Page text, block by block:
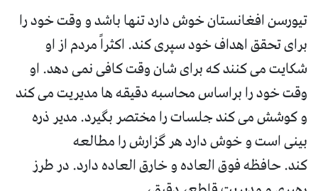
تیورسن افغانستان خوش دارد تنها باشد و وقت خود را
برای تحقق اهداف خود سپری کند. اکثراً مردم از او
شکایت می کنند که برای شان وقت کافی نمی دهد. او
وقت خود را براساس محاسبه دقیقه ها مدیریت می کند
و کوشش می کند جلسات را مختصر بگیرد. مدیر ذره
بینی است و خوش دارد هر گزارش را مطالعه
کند. حافظه فوق العاده و خارق العاده دارد. در طرز